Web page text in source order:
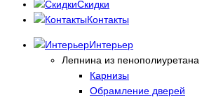
Скидки
Контакты
Интерьер
Лепнина из пенополиуретана
Карнизы
Обрамление дверей